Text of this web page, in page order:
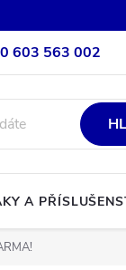
603 563 002
A